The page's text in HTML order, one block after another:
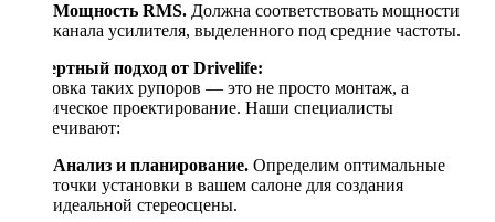
Мощность RMS. Должна соответствовать мощности
канала усилителя, выделенного под средние частоты.
Экспертный подход от Drivelife:
Установка таких рупоров — это не просто монтаж, а
акустическое проектирование. Наши специалисты
обеспечивают:
Анализ и планирование. Определим оптимальные
точки установки в вашем салоне для создания
идеальной стереосцены.